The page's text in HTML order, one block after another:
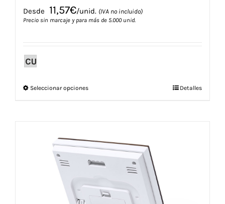
Desde 11,57€/unid. (IVA no incluido)
Precio sin marcaje y para más de 5.000 unid.
Seleccionar opcionesEste
Las
opciones
se
elegir
en
Detalles